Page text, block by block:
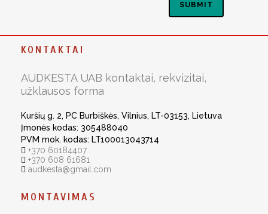
KONTAKTAI
AUDKESTA UAB kontaktai, rekvizitai,
užklausos forma
Kuršių g. 2, PC Burbiškės, Vilnius, LT-03153, Lietuva
Įmonės kodas: 305488040
PVM mok. kodas: LT100013043714
+370 60184407
+370 608 61681
audkesta@gmail.com
MONTAVIMAS